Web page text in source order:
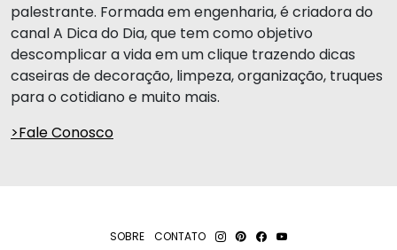
palestrante. Formada em engenharia, é criadora do
canal A Dica do Dia, que tem como objetivo
descomplicar a vida em um clique trazendo dicas
caseiras de decoração, limpeza, organização, truques
para o cotidiano e muito mais.
>Fale Conosco
SOBRE CONTATO